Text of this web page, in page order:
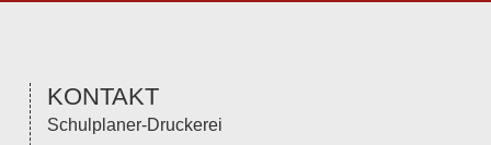
KONTAKT
Schulplaner-Druckerei